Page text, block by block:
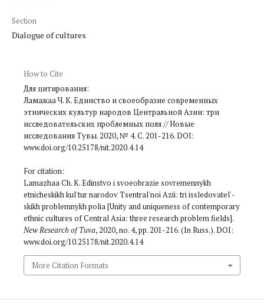
Section
Dialogue of cultures
How to Cite
Для цитирования:
Ламажаа Ч. К. Единство и своеобразие современных
этнических культур народов Центральной Азии: три
исследовательских проблемных поля // Новые
исследования Тувы. 2020, № 4. С. 201-216. DOI:
www.doi.org/10.25178/nit.2020.4.14
For citation:
Lamazhaa Ch. K. Edinstvo i svoeobrazie sovremennykh
etnicheskikh kul'tur narodov Tsentral'noi Azii: tri issledovatel'­
skikh problemnykh polia [Unity and uniqueness of contemporary
ethnic cultures of Central Asia: three research problem fields].
New Research of Tuva, 2020, no. 4, pp. 201-216. (In Russ.). DOI:
www.doi.org/10.25178/nit.2020.4.14
More Citation Formats